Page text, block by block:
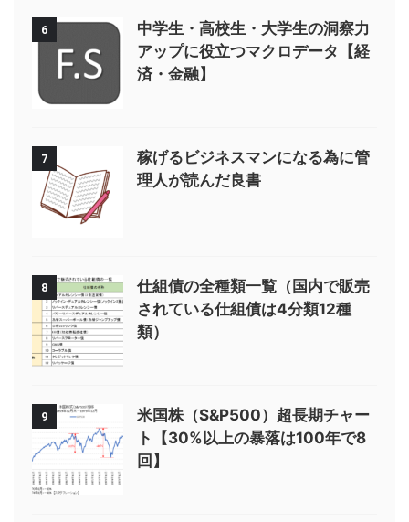
6
中学生・高校生・大学生の洞察力
アップに役立つマクロデータ【経
済・金融】
7
稼げるビジネスマンになる為に管
理人が読んだ良書
8
仕組債の全種類一覧（国内で販売
されている仕組債は4分類12種
類）
9
米国株（S&P500）超長期チャー
ト【30%以上の暴落は100年で8
回】